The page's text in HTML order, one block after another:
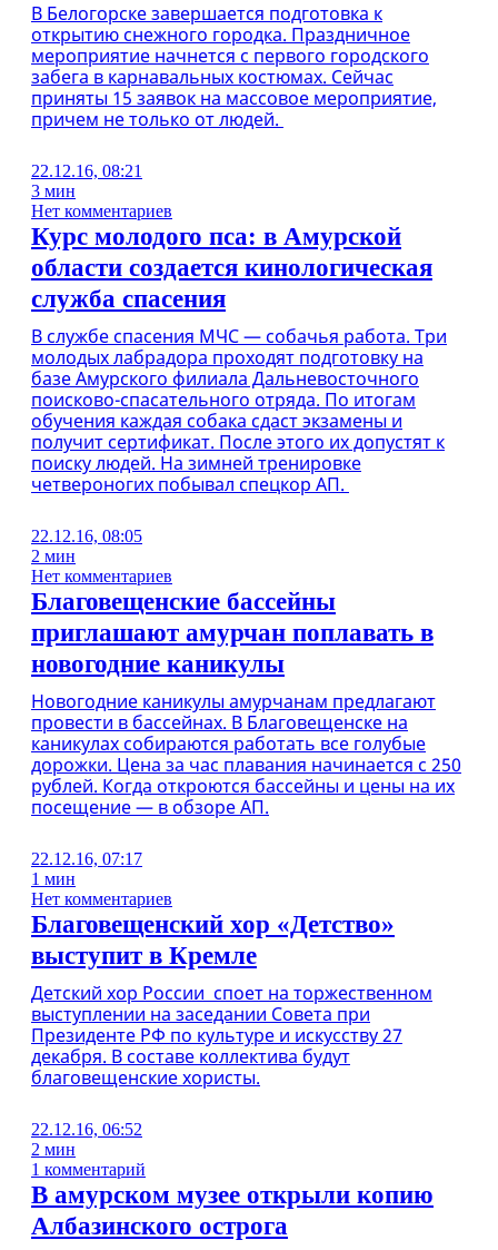
В Белогорске завершается подготовка к
открытию снежного городка. Праздничное
мероприятие начнется с первого городского
забега в карнавальных костюмах. Сейчас
приняты 15 заявок на массовое мероприятие,
причем не только от людей.
22.12.16, 08:21
3 мин
Нет комментариев
Курс молодого пса: в Амурской
области создается кинологическая
служба спасения
В службе спасения МЧС — собачья работа. Три
молодых лабрадора проходят подготовку на
базе Амурского филиала Дальневосточного
поисково-спасательного отряда. По итогам
обучения каждая собака сдаст экзамены и
получит сертификат. После этого их допустят к
поиску людей. На зимней тренировке
четвероногих побывал спецкор АП.
22.12.16, 08:05
2 мин
Нет комментариев
Благовещенские бассейны
приглашают амурчан поплавать в
новогодние каникулы
Новогодние каникулы амурчанам предлагают
провести в бассейнах. В Благовещенске на
каникулах собираются работать все голубые
дорожки. Цена за час плавания начинается с 250
рублей. Когда откроются бассейны и цены на их
посещение — в обзоре АП.
22.12.16, 07:17
1 мин
Нет комментариев
Благовещенский хор «Детство»
выступит в Кремле
Детский хор России споет на торжественном
выступлении на заседании Совета при
Президенте РФ по культуре и искусству 27
декабря. В составе коллектива будут
благовещенские хористы.
22.12.16, 06:52
2 мин
1 комментарий
В амурском музее открыли копию
Албазинского острога